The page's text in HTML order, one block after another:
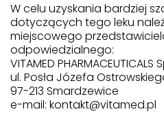
W celu uzyskania bardziej
dotyczących tego leku
miejscowego
odpowiedzialnego:
VITAMED PHARMACEUTICALS
ul. Posła Józefa
97-213 Smardzewice
e-mail: kontakt@vitamed.pl